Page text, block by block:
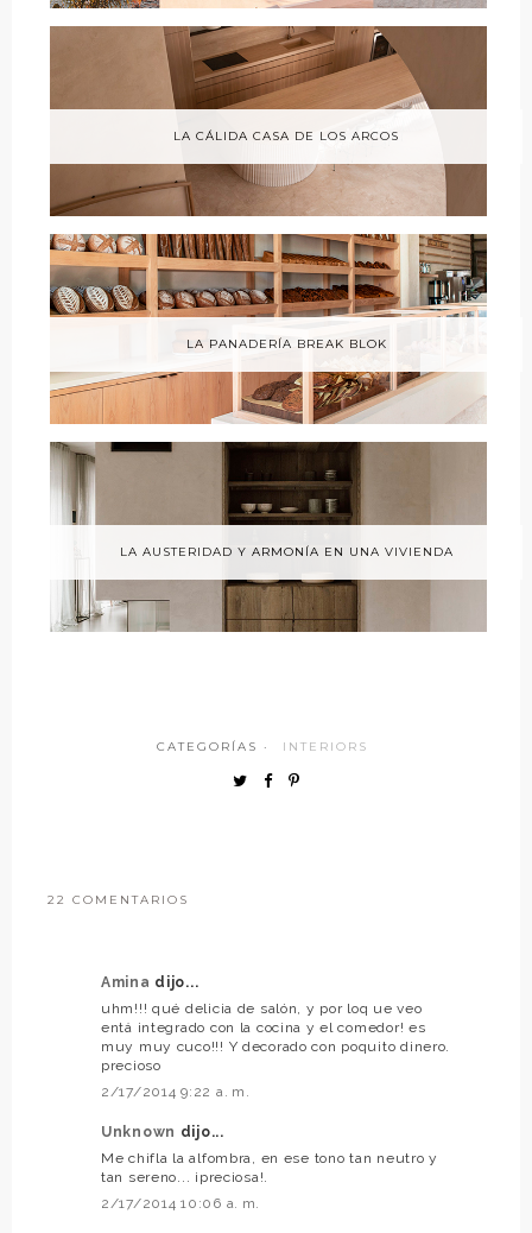
LA CÁLIDA CASA DE LOS ARCOS
LA PANADERÍA BREAK BLOK
LA AUSTERIDAD Y ARMONÍA EN UNA VIVIENDA
CATEGORÍAS · INTERIORS
22 COMENTARIOS
Amina dijo...
uhm!!! qué delicia de salón, y por loq ue veo
entá integrado con la cocina y el comedor! es
muy muy cuco!!! Y decorado con poquito dinero.
precioso
2/17/2014 9:22 a. m.
Unknown dijo...
Me chifla la alfombra, en ese tono tan neutro y
tan sereno... ¡preciosa!.
2/17/2014 10:06 a. m.